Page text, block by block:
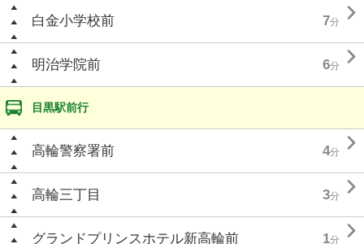
白金小学校前 7分 
明治学院前 6分 
目黒駅前行
高輪警察署前 4分 
高輪三丁目 3分 
グランドプリンスホテル新高輪前 1分 